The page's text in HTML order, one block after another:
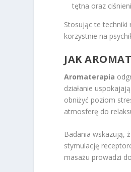
tętna oraz
Stosując te
korzystnie na
JAK
Aromaterapia
działanie
obniżyć poziom
atmosferę do
Badania wskazują,
stymulację
masażu prowadzi